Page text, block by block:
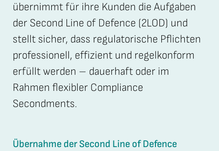
übernimmt für ihre Kunden die Aufgaben
der Second Line of Defence (2LOD) und
stellt sicher, dass regulatorische Pflichten
professionell, effizient und regelkonform
erfüllt werden – dauerhaft oder im
Rahmen flexibler Compliance
Secondments.
Übernahme der Second Line of Defence